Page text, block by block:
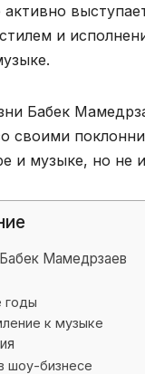
и
Бабек
своими
и музыке, но не
Мамедрзаев
годы
к музыке
шоу-бизнесе